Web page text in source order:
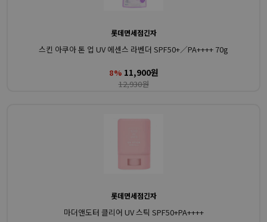
롯데면세점긴자
스킨 아쿠아 톤 업 UV 에센스 라벤더 SPF50+／PA++++ 70g
8% 11,900원
12,930원
롯데면세점긴자
마더앤도터 클리어 UV 스틱 SPF50+PA++++